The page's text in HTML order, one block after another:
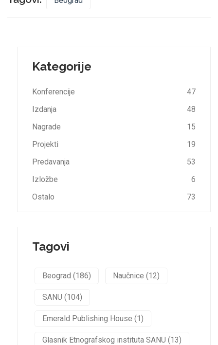
Kategorije
Konferencije
47
Izdanja
48
Nagrade
15
Projekti
19
Predavanja
53
Izložbe
6
Ostalo
73
Tagovi
Beograd (186) Naučnice (12)
SANU (104)
Emerald Publishing House (1)
Glasnik Etnografskog instituta SANU (13)